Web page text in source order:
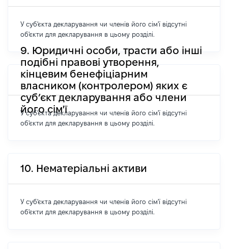
У суб'єкта декларування чи членів його сім'ї відсутні
об'єкти для декларування в цьому розділі.
9. Юридичні особи, трасти або інші
подібні правові утворення,
кінцевим бенефіціарним
власником (контролером) яких є
суб’єкт декларування або члени
його сім'ї
У суб'єкта декларування чи членів його сім'ї відсутні
об'єкти для декларування в цьому розділі.
10. Нематеріальні активи
У суб'єкта декларування чи членів його сім'ї відсутні
об'єкти для декларування в цьому розділі.